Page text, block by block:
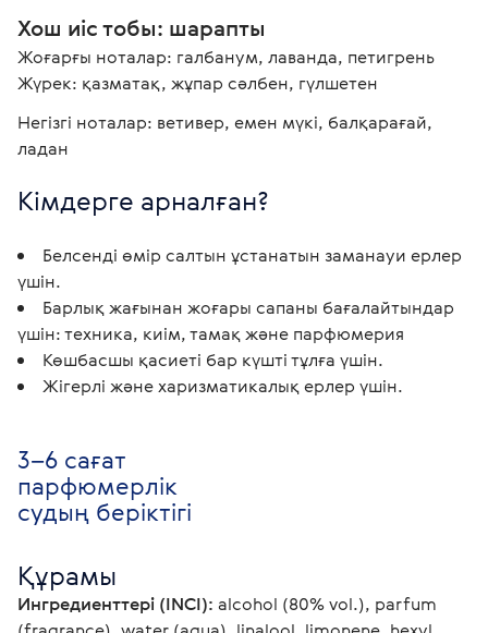
Хош иіс тобы: шарапты
Жоғарғы ноталар: галбанум, лаванда, петигрень
Жүрек: қазматақ, жұпар сәлбен, гүлшетен
Негізгі ноталар: ветивер, емен мүкі, балқарағай,
ладан
Кімдерге арналған?
Белсенді өмір салтын ұстанатын заманауи ерлер
үшін.
Барлық жағынан жоғары сапаны бағалайтындар
үшін: техника, киім, тамақ және парфюмерия
Көшбасшы қасиеті бар күшті тұлға үшін.
Жігерлі және харизматикалық ерлер үшін.
3–6 сағат
парфюмерлік
судың беріктігі
Құрамы
Ингредиенттері (INCI): alcohol (80% vol.), parfum